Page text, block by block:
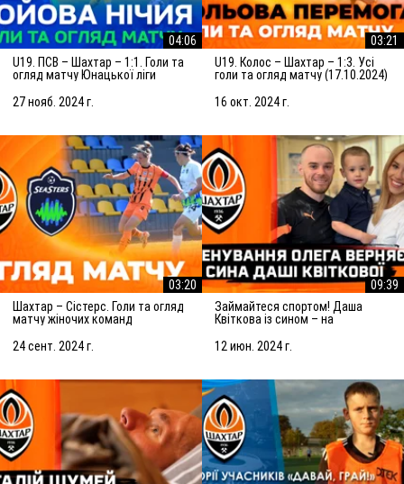
04:06
U19. ПСВ – Шахтар – 1:1. Голи та
огляд матчу Юнацької ліги
27 нояб. 2024 г.
03:21
U19. Колос – Шахтар – 1:3. Усі
голи та огляд матчу (17.10.2024)
16 окт. 2024 г.
03:20
Шахтар – Сістерс. Голи та огляд
матчу жіночих команд
24 сент. 2024 г.
09:39
Займайтеся спортом! Даша
Квіткова із сином – на
12 июн. 2024 г.